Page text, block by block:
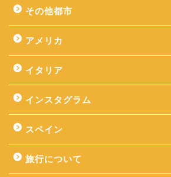
その他都市
アメリカ
イタリア
インスタグラム
スペイン
旅行について